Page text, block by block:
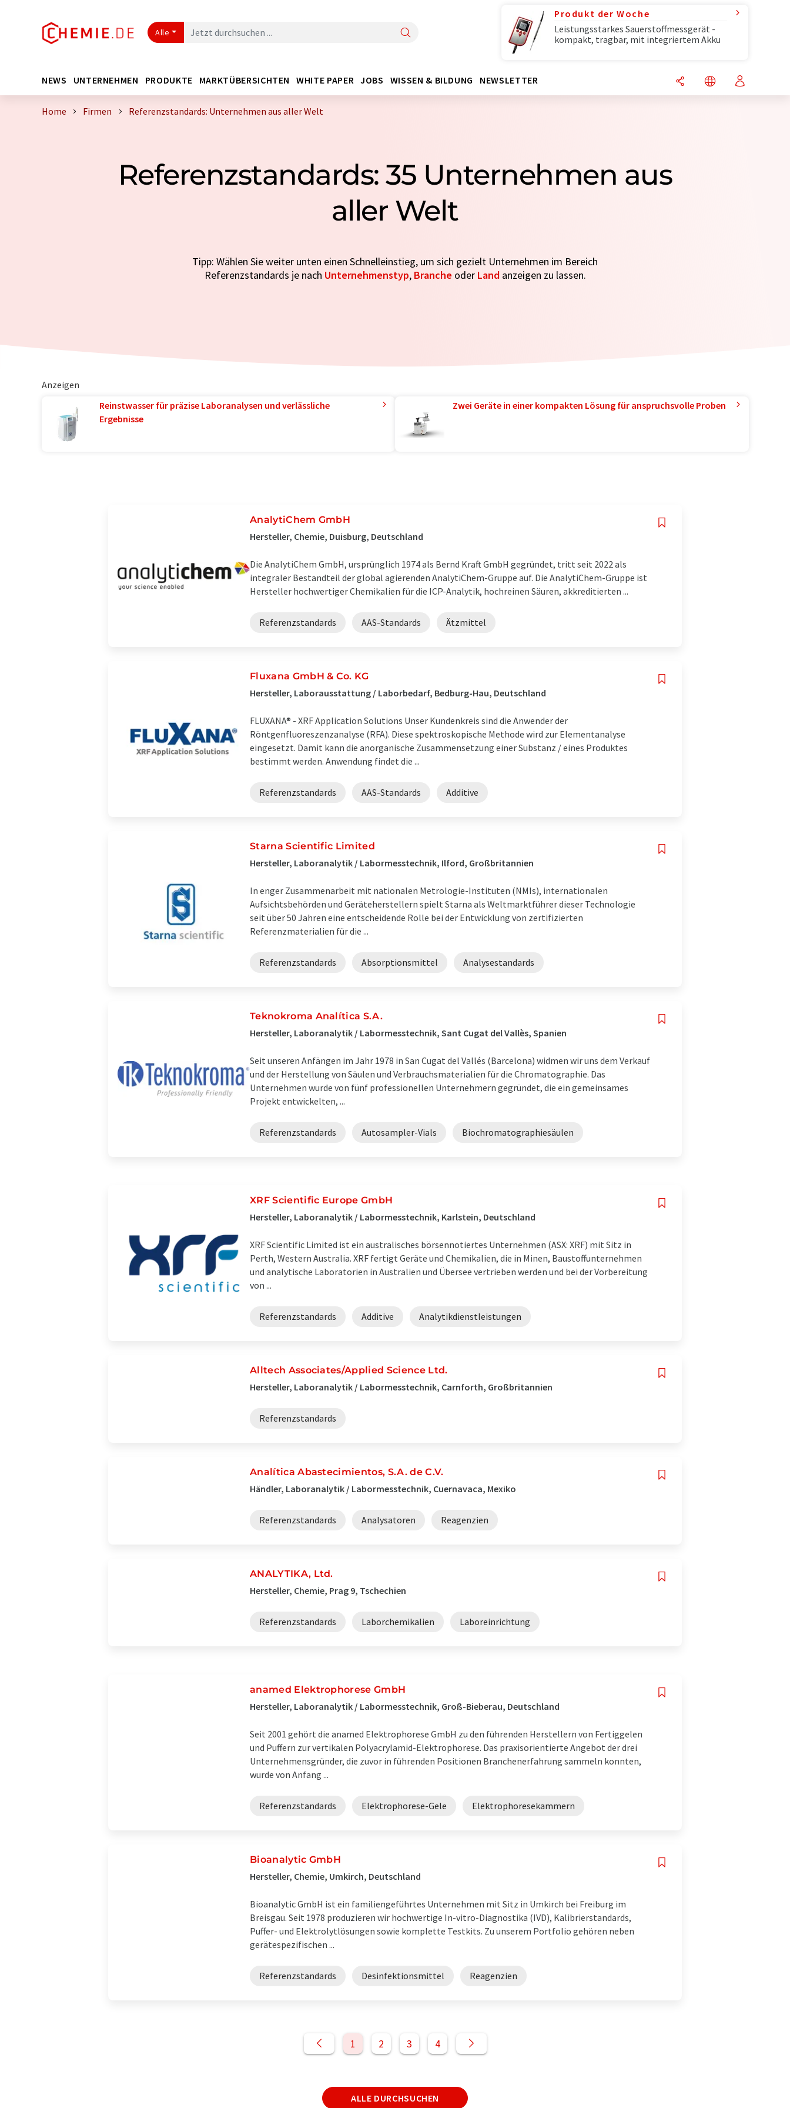
Alle
Produkt der Woche
Leistungsstarkes Sauerstoffmessgerät -
kompakt, tragbar, mit integriertem Akku
NEWS UNTERNEHMEN PRODUKTE MARKTÜBERSICHTEN WHITE PAPER JOBS WISSEN & BILDUNG NEWSLETTER
Home Firmen Referenzstandards: Unternehmen aus aller Welt
Referenzstandards: 35 Unternehmen aus
aller Welt
Tipp: Wählen Sie weiter unten einen Schnelleinstieg, um sich gezielt Unternehmen im Bereich
Referenzstandards je nach Unternehmenstyp, Branche oder Landanzeigen zu lassen.
Anzeigen
Reinstwasser für präzise Laboranalysen und verlässliche
Ergebnisse
Zwei Geräte in einer kompakten Lösung für anspruchsvolle Proben
AnalytiChem GmbH
Hersteller, Chemie, Duisburg, Deutschland
Die AnalytiChem GmbH, ursprünglich 1974 als Bernd Kraft GmbH gegründet, tritt seit 2022 als
integraler Bestandteil der global agierenden AnalytiChem-Gruppe auf. Die AnalytiChem-Gruppe ist
Hersteller hochwertiger Chemikalien für die ICP-Analytik, hochreinen Säuren, akkreditierten ...
Referenzstandards AAS-Standards Ätzmittel
Fluxana GmbH & Co. KG
Hersteller, Laborausstattung / Laborbedarf, Bedburg-Hau, Deutschland
FLUXANA® - XRF Application Solutions Unser Kundenkreis sind die Anwender der
Röntgenfluoreszenzanalyse (RFA). Diese spektroskopische Methode wird zur Elementanalyse
eingesetzt. Damit kann die anorganische Zusammensetzung einer Substanz / eines Produktes
bestimmt werden. Anwendung findet die ...
Referenzstandards AAS-Standards Additive
Starna Scientific Limited
Hersteller, Laboranalytik / Labormesstechnik, Ilford, Großbritannien
In enger Zusammenarbeit mit nationalen Metrologie-Instituten (NMIs), internationalen
Aufsichtsbehörden und Geräteherstellern spielt Starna als Weltmarktführer dieser Technologie
seit über 50 Jahren eine entscheidende Rolle bei der Entwicklung von zertifizierten
Referenzmaterialien für die ...
Referenzstandards Absorptionsmittel Analysestandards
Teknokroma Analítica S.A.
Hersteller, Laboranalytik / Labormesstechnik, Sant Cugat del Vallès, Spanien
Seit unseren Anfängen im Jahr 1978 in San Cugat del Vallés (Barcelona) widmen wir uns dem Verkauf
und der Herstellung von Säulen und Verbrauchsmaterialien für die Chromatographie. Das
Unternehmen wurde von fünf professionellen Unternehmern gegründet, die ein gemeinsames
Projekt entwickelten, ...
Referenzstandards Autosampler-Vials Biochromatographiesäulen
XRF Scientific Europe GmbH
Hersteller, Laboranalytik / Labormesstechnik, Karlstein, Deutschland
XRF Scientific Limited ist ein australisches börsennotiertes Unternehmen (ASX: XRF) mit Sitz in
Perth, Western Australia. XRF fertigt Geräte und Chemikalien, die in Minen, Baustoffunternehmen
und analytische Laboratorien in Australien und Übersee vertrieben werden und bei der Vorbereitung
von ...
Referenzstandards Additive Analytikdienstleistungen
Alltech Associates/Applied Science Ltd.
Hersteller, Laboranalytik / Labormesstechnik, Carnforth, Großbritannien
Referenzstandards
Analítica Abastecimientos, S.A. de C.V.
Händler, Laboranalytik / Labormesstechnik, Cuernavaca, Mexiko
Referenzstandards Analysatoren Reagenzien
ANALYTIKA, Ltd.
Hersteller, Chemie, Prag 9, Tschechien
Referenzstandards Laborchemikalien Laboreinrichtung
anamed Elektrophorese GmbH
Hersteller, Laboranalytik / Labormesstechnik, Groß-Bieberau, Deutschland
Seit 2001 gehört die anamed Elektrophorese GmbH zu den führenden Herstellern von Fertiggelen
und Puffern zur vertikalen Polyacrylamid-Elektrophorese. Das praxisorientierte Angebot der drei
Unternehmensgründer, die zuvor in führenden Positionen Branchenerfahrung sammeln konnten,
wurde von Anfang ...
Referenzstandards Elektrophorese-Gele Elektrophoresekammern
Bioanalytic GmbH
Hersteller, Chemie, Umkirch, Deutschland
Bioanalytic GmbH ist ein familiengeführtes Unternehmen mit Sitz in Umkirch bei Freiburg im
Breisgau. Seit 1978 produzieren wir hochwertige In-vitro-Diagnostika (IVD), Kalibrierstandards,
Puffer- und Elektrolytlösungen sowie komplette Testkits. Zu unserem Portfolio gehören neben
gerätespezifischen ...
Referenzstandards Desinfektionsmittel Reagenzien
1 2 3 4
ALLE DURCHSUCHEN